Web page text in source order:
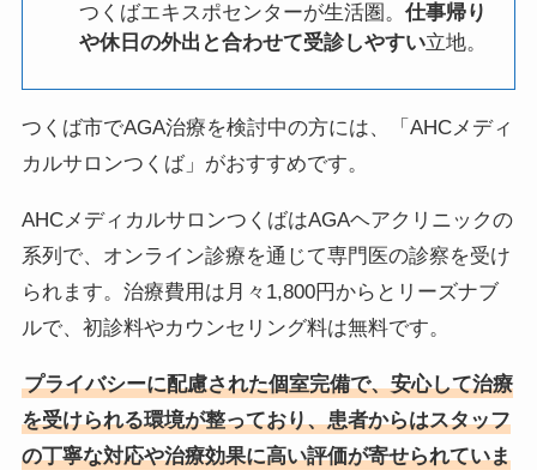
つくばエキスポセンターが生活圏。 仕事帰り
や休日の外出と合わせて受診しやすい立地。
つくば市でAGA治療を検討中の方には、「AHCメディ
カルサロンつくば」がおすすめです。
AHCメディカルサロンつくばはAGAヘアクリニックの
系列で、オンライン診療を通じて専門医の診察を受け
られます。治療費用は月々1,800円からとリーズナブ
ルで、初診料やカウンセリング料は無料です。
プライバシーに配慮された個室完備で、安心して治療
を受けられる環境が整っており、患者からはスタッフ
の丁寧な対応や治療効果に高い評価が寄せられていま